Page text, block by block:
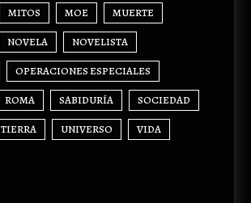
MITOS MOE MUERTE
NOVELA NOVELISTA
OPERACIONES ESPECIALES
ROMA SABIDURÍA SOCIEDAD
TIERRA UNIVERSO VIDA